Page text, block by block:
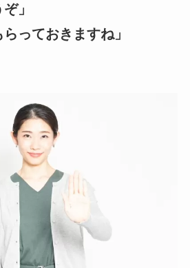
」
っておきますね」